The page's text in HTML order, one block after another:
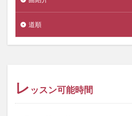
道順
レ ッスン可能時間